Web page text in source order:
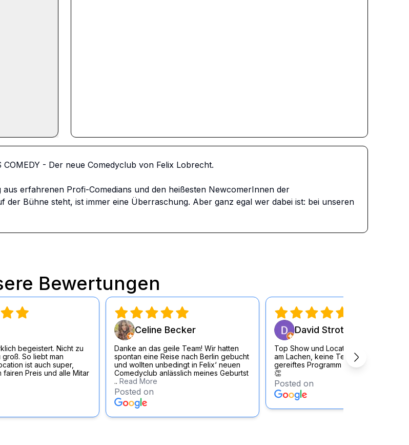
- Der neue Comedyclub von Felix Lobrecht.
erfahrenen Profi-Comedians und den heißesten NewcomerInnen der
der Bühne steht, ist immer eine Überraschung. Aber ganz egal wer dabei ist: bei unseren
Bewertungen
begeistert. Nicht zu
So liebt man
ist auch super,
fairen Preis und alle Mitar
Celine Becker
Danke an das geile Team! Wir hatten
spontan eine Reise nach Berlin gebucht
und wollten unbedingt in Felix‘ neuen
Comedyclub anlässlich meines Geburtst
.. Read More
Posted on
David Strott
Top Show und Location, durchgängig
am Lachen, keine Testouts sondern
gereiftes Programm der KünstlerInnen
👏
Posted on